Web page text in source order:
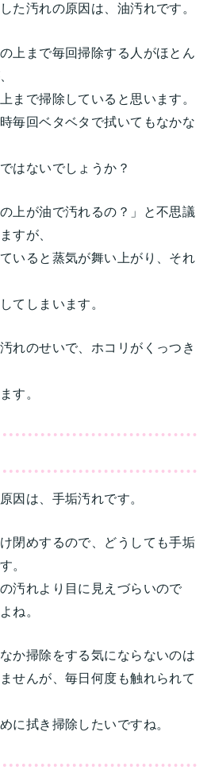
た汚れの原因は、油汚れです。
上まで毎回掃除する人がほとん
まで掃除していると思います。
毎回ベタベタで拭いてもなかな
はないでしょうか？
上が油で汚れるの？」と不思議
すが、
いると蒸気が舞い上がり、それ
てしまいます。
れのせいで、ホコリがくっつき
す。
因は、手垢汚れです。
閉めするので、どうしても手垢
。
汚れより目に見えづらいので
ね。
か掃除をする気にならないのは
せんが、毎日何度も触れられて
に拭き掃除したいですね。